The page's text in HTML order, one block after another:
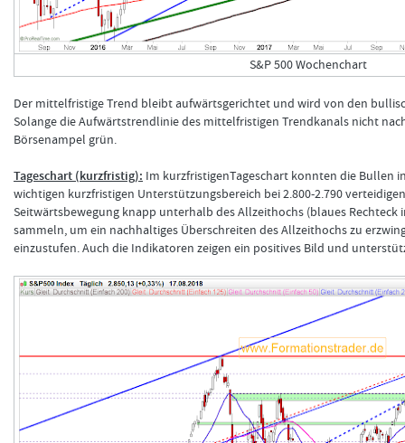
S&P 500 Wochenchart
Der mittelfristige Trend bleibt aufwärtsgerichtet und wird von den
Solange die Aufwärtstrendlinie des mittelfristigen Trendkanals nicht
Börsenampel grün.
Tageschart (kurzfristig): Im kurzfristigenTageschart konnten die Bullen
wichtigen kurzfristigen Unterstützungsbereich bei 2.800-2.790
Seitwärtsbewegung knapp unterhalb des Allzeithochs (blaues Rechteck
sammeln, um ein nachhaltiges Überschreiten des Allzeithochs zu
einzustufen. Auch die Indikatoren zeigen ein positives Bild und